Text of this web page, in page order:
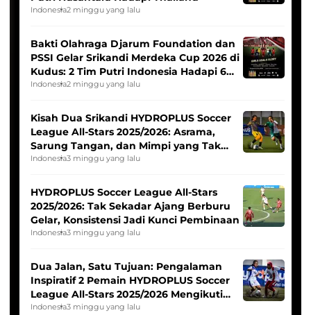
Indonesia2 minggu yang lalu
Bakti Olahraga Djarum Foundation dan
PSSI Gelar Srikandi Merdeka Cup 2026 di
Kudus: 2 Tim Putri Indonesia Hadapi 6
Tim Asia
Indonesia2 minggu yang lalu
Kisah Dua Srikandi HYDROPLUS Soccer
League All-Stars 2025/2026: Asrama,
Sarung Tangan, dan Mimpi yang Tak
Pernah Padam
Indonesia3 minggu yang lalu
HYDROPLUS Soccer League All-Stars
2025/2026: Tak Sekadar Ajang Berburu
Gelar, Konsistensi Jadi Kunci Pembinaan
Indonesia3 minggu yang lalu
Dua Jalan, Satu Tujuan: Pengalaman
Inspiratif 2 Pemain HYDROPLUS Soccer
League All-Stars 2025/2026 Mengikuti
Seleksi Timnas Indonesia Putri
Indonesia3 minggu yang lalu